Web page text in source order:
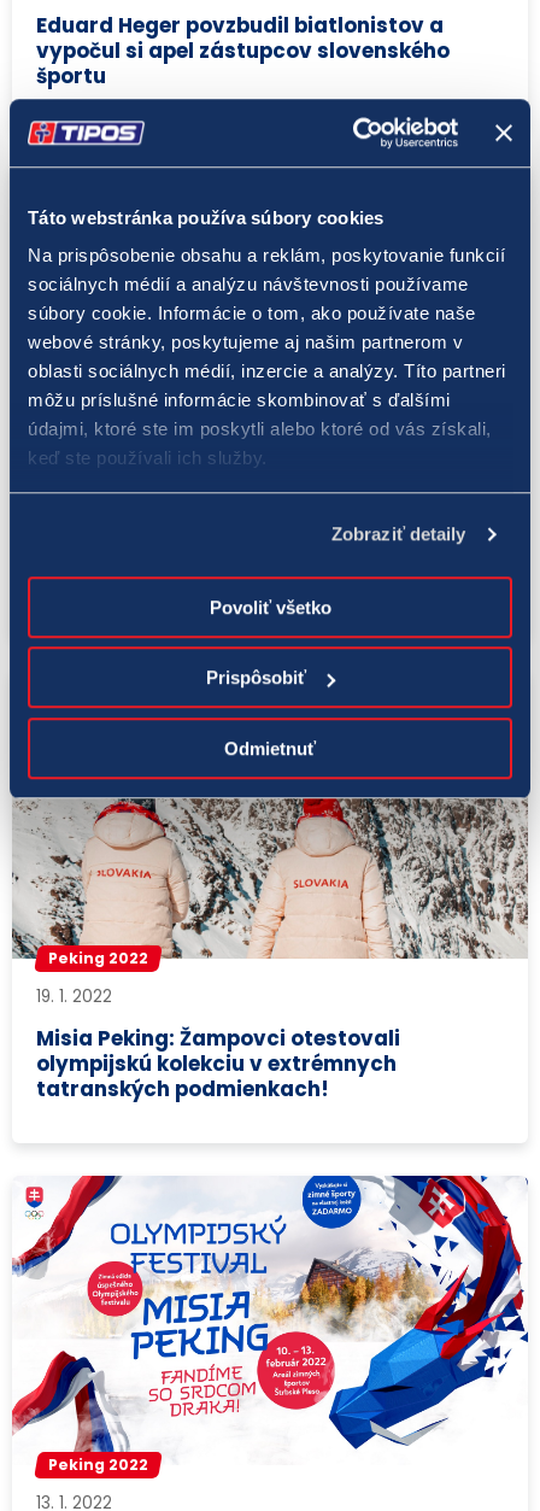
Táto webstránka používa súbory cookies
Na prispôsobenie obsahu a reklám, poskytovanie funkcií
sociálnych médií a analýzu návštevnosti používame
súbory cookie. Informácie o tom, ako používate naše
webové stránky, poskytujeme aj našim partnerom v
oblasti sociálnych médií, inzercie a analýzy. Títo partneri
môžu príslušné informácie skombinovať s ďalšími
údajmi, ktoré ste im poskytli alebo ktoré od vás získali,
keď ste používali ich služby.
Zobraziť detaily
Povoliť všetko
Prispôsobiť
Odmietnuť
Eduard Heger povzbudil biatlonistov a
vypočul si apel zástupcov slovenského
športu
Peking 2022
25. 1. 2022
Olympionici Čerňanská a Hrivík i
pred ZOH a ZPH v Pekin ...
Peking 2022
19. 1. 2022
Misia Peking: Žampovci otestovali
olympijskú kolekciu v extrémnych
tatranských podmienkach!
Peking 2022
13. 1. 2022